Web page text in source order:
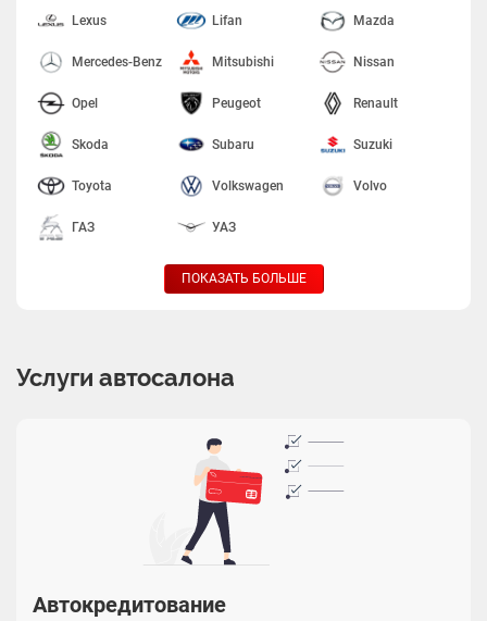
Lexus Lifan Mazda
Mercedes-Benz Mitsubishi Nissan
Opel Peugeot Renault
Skoda Subaru Suzuki
Toyota Volkswagen Volvo
ГАЗ УАЗ
ПОКАЗАТЬ БОЛЬШЕ
Услуги автосалона
Автокредитование